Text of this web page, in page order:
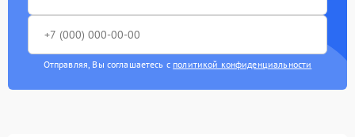
Отправляя, Вы соглашаетесь с политикой конфиденциальности